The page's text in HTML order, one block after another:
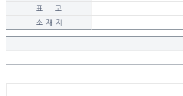
표 고
소 재 지